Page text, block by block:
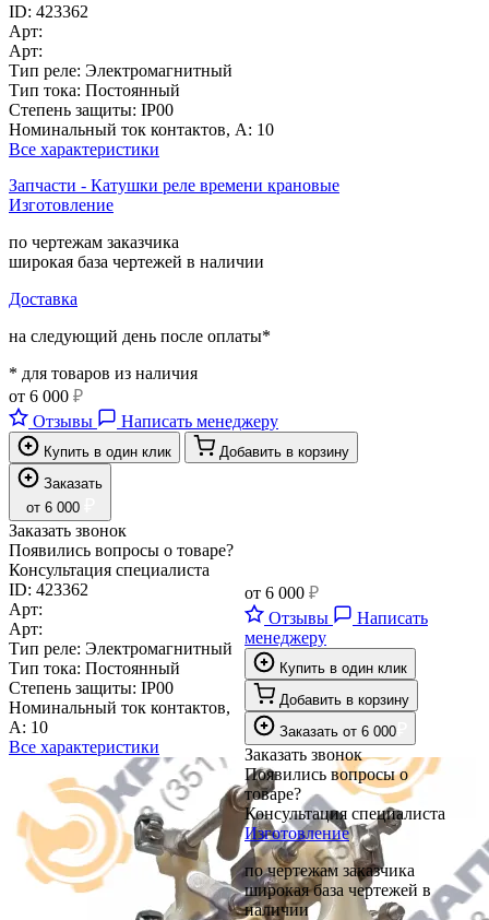
ID: 423362
Арт:
Арт:
Тип реле: Электромагнитный
Тип тока: Постоянный
Степень защиты: IP00
Номинальный ток контактов, А: 10
Все характеристики
Запчасти - Катушки реле времени крановые
Изготовление
по чертежам заказчика
широкая база чертежей в наличии
Доставка
на следующий день после оплаты*
* для товаров из наличия
от 6 000 ₽
Отзывы
Написать менеджеру
Купить в один клик
Добавить в корзину
Заказать
от 6 000
Заказать звонок
Появились вопросы о товаре?
Консультация специалиста
ID: 423362
Арт:
Арт:
Тип реле: Электромагнитный
Тип тока: Постоянный
Степень защиты: IP00
Номинальный ток контактов,
А: 10
Все характеристики
от 6 000 ₽
Отзывы
Написать
менеджеру
Купить в один клик
Добавить в корзину
Заказать от 6 000
Заказать звонок
Появились вопросы о
товаре?
Консультация специалиста
Изготовление
по чертежам заказчика
широкая база чертежей в
наличии